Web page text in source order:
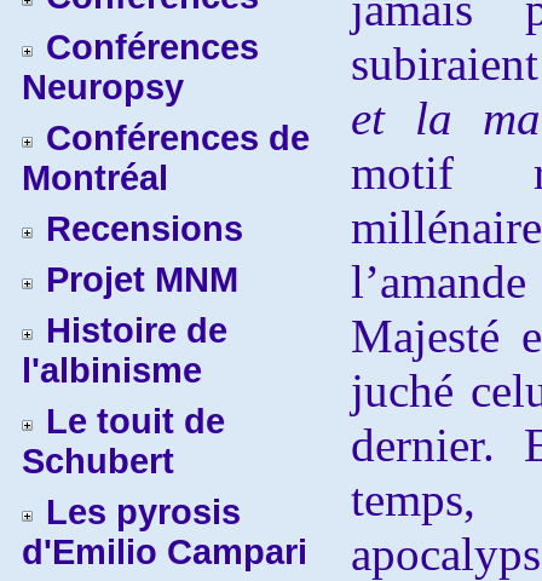
Conférences
Neuropsy
Conférences de
Montréal
Recensions
Projet MNM
Histoire de
l'albinisme
Le touit de
Schubert
Les pyrosis
d'Emilio Campari
et la
motif
Majesté
juché
dernier.
temps,